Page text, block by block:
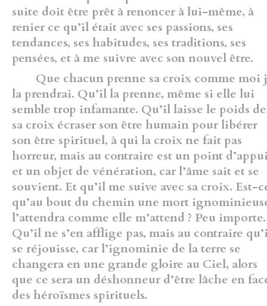
suite doit être prêt à renoncer à lui-même, à
renier ce qu’il était avec ses passions, ses
tendances, ses habitudes, ses traditions, ses
pensées, et à me suivre avec son nouvel être.
Que chacun prenne sa croix comme moi
la prendrai. Qu’il la prenne, même si elle lui
semble trop infamante. Qu’il laisse le poids de
sa croix écraser son être humain pour libérer
son être spirituel, à qui la croix ne fait pas
horreur, mais au contraire est un point
et un objet de vénération, car l’âme sait et se
souvient. Et qu’il me suive avec sa croix. Est-
qu’au bout du chemin une mort
l’attendra comme elle m’attend ? Peu importe.
Qu’il ne s’en afflige pas, mais au contraire
se réjouisse, car l’ignominie de la terre se
changera en une grande gloire au Ciel, alors
que ce sera un déshonneur d’être lâche en
des héroïsmes spirituels.